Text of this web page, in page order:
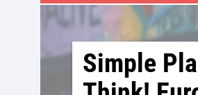
Simple